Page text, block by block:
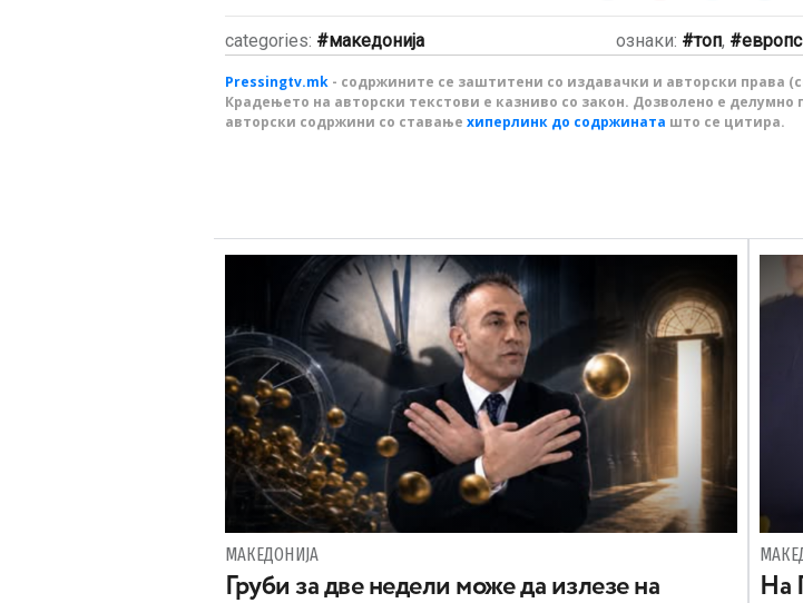
categories: македонија ознаки: топ,
Pressingtv.mk - содржините се заштитени со издавачки и авторски права
Крадењето на авторски текстови е казниво со закон. Дозволено е делумно
авторски содржини со ставање хиперлинк до содржината што се цитира.
МАКЕДОНИЈА
Груби за две недели може да излезе на
На